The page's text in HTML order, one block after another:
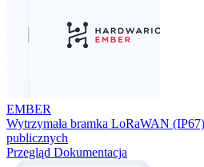
EMBER
Wytrzymała bramka LoRaWAN
publicznych
Przegląd Dokumentacja